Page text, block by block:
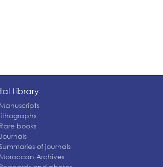
Library
Manuscripts
lithographs
Rare books
Journals
of journals
Moroccan Archives